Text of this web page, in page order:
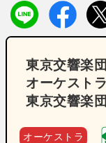
東京交響楽
オーケスト
東京交響楽団
オーケストラ